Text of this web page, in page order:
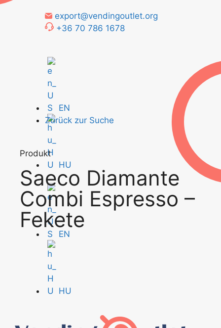
export@vendingoutlet.org
+36 70 786 1678
EN
HU
EN
HU
Zurück zur Suche
Produkt
Saeco Diamante
Combi Espresso –
Fekete